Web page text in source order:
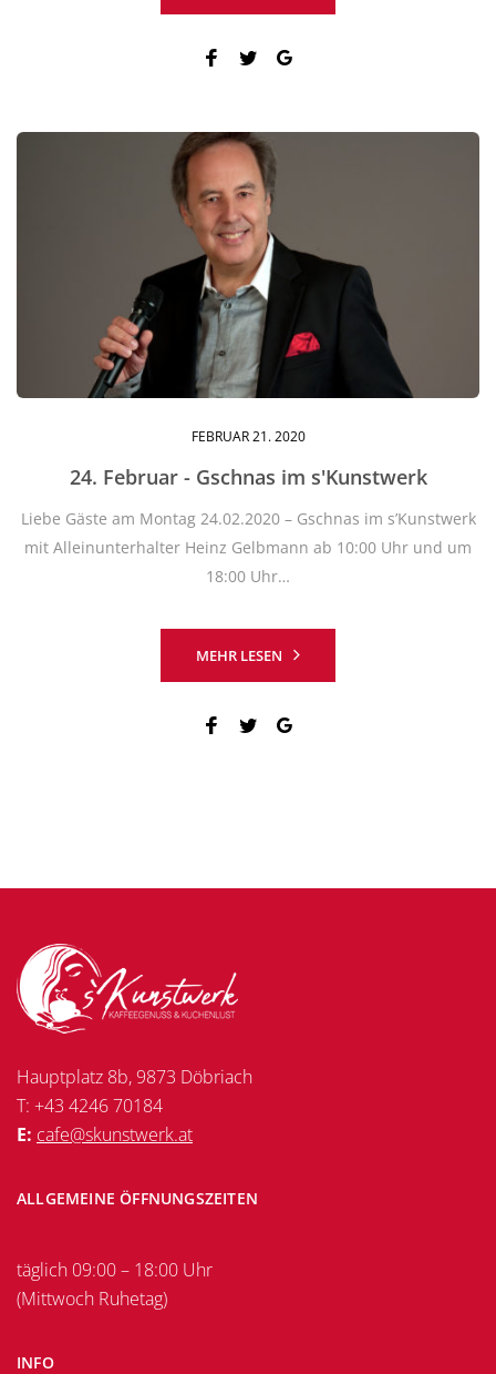
Facebook
Twitter
FEBRUAR21. 2020
24. Februar - Gschnas im s'Kunstwerk
Liebe Gäste am Montag 24.02.2020 – Gschnas im s’Kunstwerk
mit Alleinunterhalter Heinz Gelbmann ab 10:00 Uhr und um
18:00 Uhr…
MEHR LESEN
Facebook
Twitter
Hauptplatz 8b, 9873 Döbriach
T: +43 4246 70184
E: cafe@skunstwerk.at
ALLGEMEINE ÖFFNUNGSZEITEN
täglich 09:00 – 18:00 Uhr
(Mittwoch Ruhetag)
INFO